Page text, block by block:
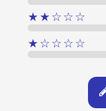
★★☆☆☆
★☆☆☆☆